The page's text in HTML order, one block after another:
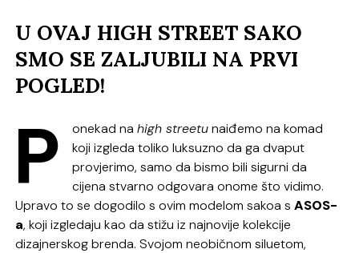
U OVAJ HIGH STREET SAKO
SMO SE ZALJUBILI NA PRVI
POGLED!
P onekad nahigh streetunaiđemo na komad
koji izgleda toliko luksuzno da ga dvaput
provjerimo, samo da bismo bili sigurni da
cijena stvarno odgovara onome što vidimo.
Upravo to se dogodilo s ovim modelom sakoa sASOS-
a, koji izgledaju kao da stižu iz najnovije kolekcije
dizajnerskog brenda. Svojom neobičnom siluetom,